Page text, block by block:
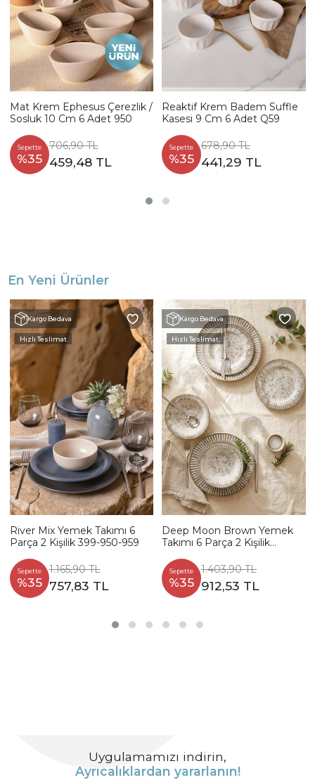
Mat Krem Ephesus Çerezlik /
Sosluk 10 Cm 6 Adet 950
Sepette
%35
706,90 TL
459,48 TL
Reaktif Krem Badem Suffle
Kasesi 9 Cm 6 Adet Q59
Sepette
%35
678,90 TL
441,29 TL
En Yeni Ürünler
Kargo Bedava
Hızlı Teslimat
River Mix Yemek Takımı 6
Parça 2 Kişilik 399-950-959
Sepette
%35
1.165,90 TL
757,83 TL
Kargo Bedava
Hızlı Teslimat
Deep Moon Brown Yemek
Takımı 6 Parça 2 Kişilik
Sepette
%35
1.403,90 TL
912,53 TL
Uygulamamızı indirin,
Ayrıcalıklardan yararlanın!